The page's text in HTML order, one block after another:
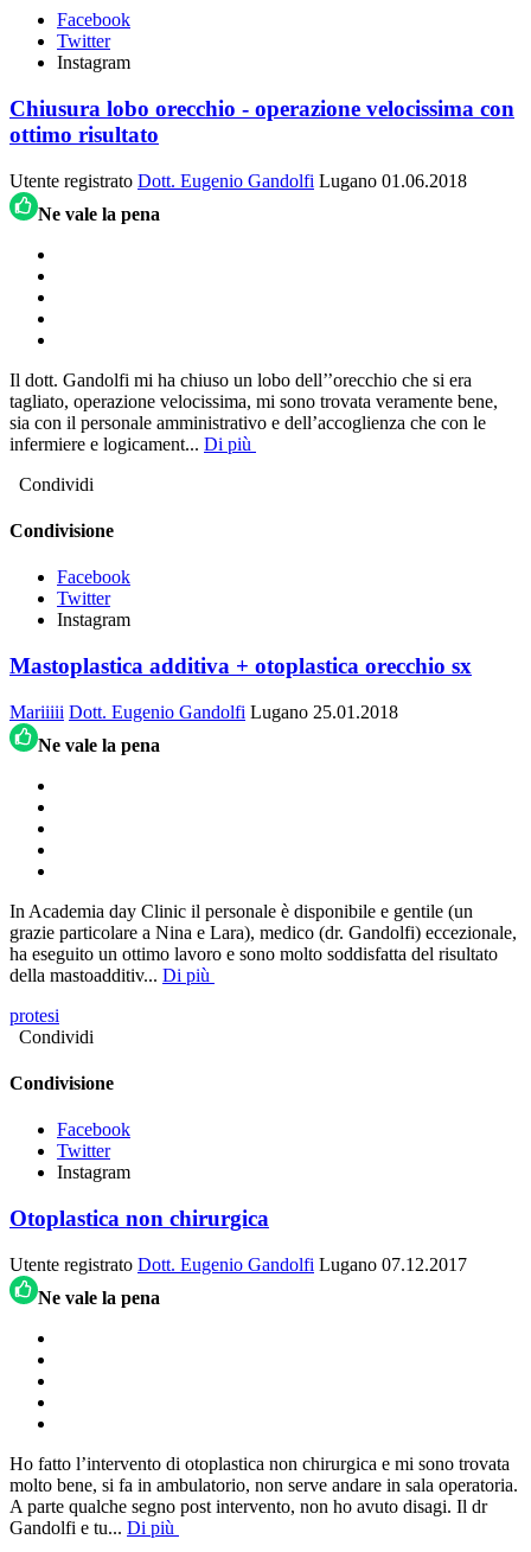
Facebook
Twitter
Instagram
Chiusura lobo orecchio - operazione velocissima con
ottimo risultato
Utente registrato Dott. Eugenio Gandolfi Lugano 01.06.2018
Ne vale la pena
Il dott. Gandolfi mi ha chiuso un lobo dell’’orecchio che si era
tagliato, operazione velocissima, mi sono trovata veramente bene,
sia con il personale amministrativo e dell’accoglienza che con le
infermiere e logicament... Di più
Condividi
Condivisione
Facebook
Twitter
Instagram
Mastoplastica additiva + otoplastica orecchio sx
Mariiiii Dott. Eugenio Gandolfi Lugano 25.01.2018
Ne vale la pena
In Academia day Clinic il personale è disponibile e gentile (un
grazie particolare a Nina e Lara), medico (dr. Gandolfi) eccezionale,
ha eseguito un ottimo lavoro e sono molto soddisfatta del risultato
della mastoadditiv... Di più
protesi
Condividi
Condivisione
Facebook
Twitter
Instagram
Otoplastica non chirurgica
Utente registrato Dott. Eugenio Gandolfi Lugano 07.12.2017
Ne vale la pena
Ho fatto l’intervento di otoplastica non chirurgica e mi sono trovata
molto bene, si fa in ambulatorio, non serve andare in sala operatoria.
A parte qualche segno post intervento, non ho avuto disagi. Il dr
Gandolfi e tu... Di più